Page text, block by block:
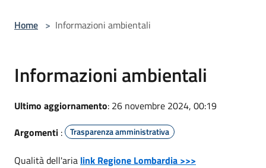
Home > Informazioni ambientali
Informazioni ambientali
Ultimo aggiornamento: 26 novembre 2024, 00:19
Argomenti : Trasparenza amministrativa
Qualità dell'aria link Regione Lombardia >>>